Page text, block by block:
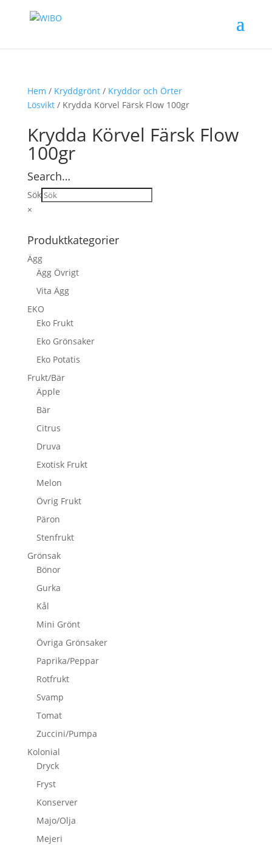
Hem / Kryddgrönt/ Kryddor och Örter
Lösvikt/ Krydda Körvel Färsk Flow 100gr
Krydda Körvel Färsk Flow
100gr
Search…
Sök
×
Produktkategorier
Ägg
Ägg Övrigt
Vita Ägg
EKO
Eko Frukt
Eko Grönsaker
Eko Potatis
Frukt/Bär
Äpple
Bär
Citrus
Druva
Exotisk Frukt
Melon
Övrig Frukt
Päron
Stenfrukt
Grönsak
Bönor
Gurka
Kål
Mini Grönt
Övriga Grönsaker
Paprika/Peppar
Rotfrukt
Svamp
Tomat
Zuccini/Pumpa
Kolonial
Dryck
Fryst
Konserver
Majo/Olja
Mejeri